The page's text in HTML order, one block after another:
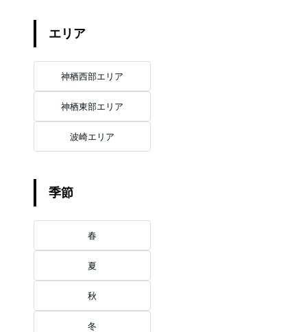
エリア
神栖西部エリア
神栖東部エリア
波崎エリア
季節
春
夏
秋
冬